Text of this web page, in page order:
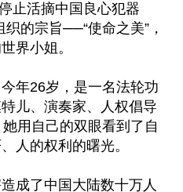
止活摘中国良心犯器
的宗旨──“使命之美”，
界小姐。
年26岁，是一名法轮功
儿、演奏家、人权倡导
用自己的双眼看到了自
人的权利的曙光。
成了中国大陆数十万人